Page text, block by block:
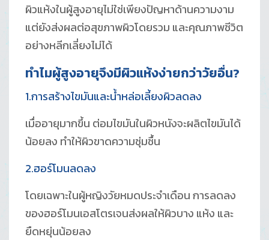
ผิวแห้งในผู้สูงอายุไม่ใช่เพียงปัญหาด้านความงาม
แต่ยังส่งผลต่อสุขภาพผิวโดยรวม และคุณภาพชีวิต
อย่างหลีกเลี่ยงไม่ได้
ทำไมผู้สูงอายุจึงมีผิวแห้งง่ายกว่าวัยอื่น?
1.การสร้างไขมันและน้ำหล่อเลี้ยงผิวลดลง
เมื่ออายุมากขึ้น ต่อมไขมันในผิวหนังจะผลิตไขมันได้
น้อยลง ทำให้ผิวขาดความชุ่มชื้น
2.ฮอร์โมนลดลง
โดยเฉพาะในผู้หญิงวัยหมดประจำเดือน การลดลง
ของฮอร์โมนเอสโตรเจนส่งผลให้ผิวบาง แห้ง และ
ยืดหยุ่นน้อยลง